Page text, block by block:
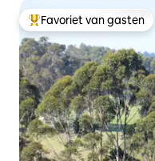
Topfavoriet van gasten
Favoriet van gasten